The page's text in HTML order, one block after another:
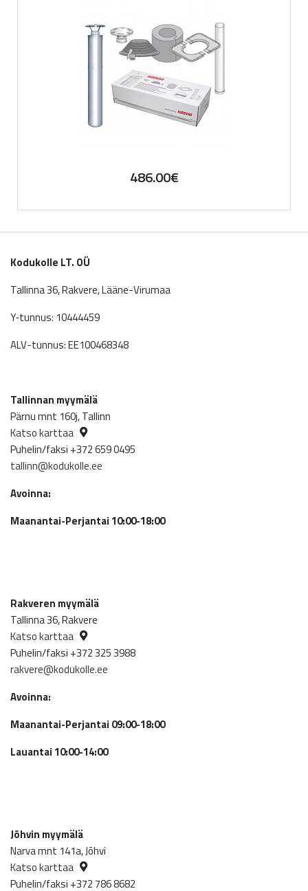
486.00€
Kodukolle LT. OÜ
Tallinna 36, Rakvere, Lääne-Virumaa
Y‑tunnus: 10444459
ALV-tunnus: EE100468348
Tallinnan myymälä
Pärnu mnt 160j, Tallinn
Katso karttaa
Puhelin/faksi +372 659 0495
tallinn@kodukolle.ee
Avoinna:
Maanantai-Perjantai 10:00-18:00
Rakveren myymälä
Tallinna 36, Rakvere
Katso karttaa
Puhelin/faksi +372 325 3988
rakvere@kodukolle.ee
Avoinna:
Maanantai-Perjantai 09:00-18:00
Lauantai 10:00-14:00
Jõhvin myymälä
Narva mnt 141a, Jõhvi
Katso karttaa
Puhelin/faksi +372 786 8682